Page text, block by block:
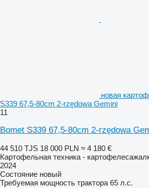
новая
S339 67,5-80cm 2-rzędowa Gemini
11
Bomet S339 67,5-80cm 2-rzędowa
44 510 TJS 18 000 PLN ≈ 4 180 €
Картофельная техника -
2024
Состояние новый
Требуемая мощность трактора 65 л.с.